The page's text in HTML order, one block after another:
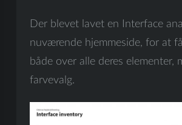
Der blevet lavet en Interface
nuværende hjemmeside, for at
både over alle deres elementer,
farvevalg.